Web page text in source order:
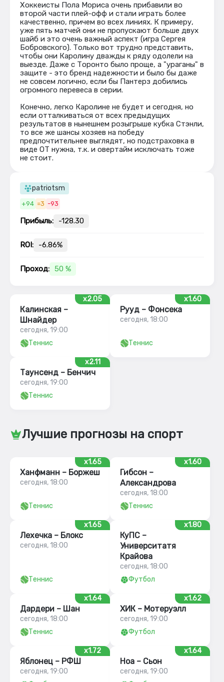
Хоккеисты Пола Мориса очень прибавили во
второй части плей-офф и стали играть более
качественно, причем во всех линиях. К примеру,
уже пять матчей они не пропускают больше двух
шайб и это очень важный аспект (игра Сергея
Бобровского). Только вот трудно представить,
чтобы они Каролину дважды к ряду одолели на
выезде. Даже с Торонто было проще, а "ураганы" в
защите - это бренд надежности и было бы даже
не совсем логично, если бы Пантерз добились
огромного перевеса в серии.
Конечно, легко Каролине не будет и сегодня, но
если отталкиваться от всех предыдущих
результатов в нынешнем розыгрыше кубка Стэнли,
то все же шансы хозяев на победу
предпочтительнее выглядят, но подстраховка в
виде ОТ нужна, т.к. и овертайм исключать тоже
не стоит.
patriotsm
+94 =3 -93
Прибыль: -128.30
ROI: -6.86%
Проход: 50 %
x2.05
Калинская –
Шнайдер
сегодня, 19:00
Теннис
x1.60
Рууд – Фонсека
сегодня, 18:00
Теннис
x2.11
Таунсенд – Бенчич
сегодня, 19:00
Теннис
Лучшие прогнозы на спорт
x1.65
Ханфманн – Боржеш
сегодня, 18:00
Теннис
x1.60
Гибсон –
Александрова
сегодня, 18:00
Теннис
x1.65
Лехечка – Блокс
сегодня, 18:00
Теннис
x1.80
КуПС –
Университатя
Крайова
сегодня, 18:00
Футбол
x1.64
Дардери – Шан
сегодня, 18:00
Теннис
x1.62
ХИК – Мотеруэлл
сегодня, 19:00
Футбол
x1.72
Яблонец – РФШ
сегодня, 19:00
x1.64
Ноа – Сьон
сегодня, 19:00